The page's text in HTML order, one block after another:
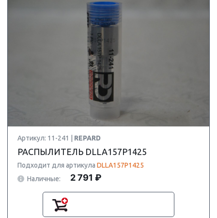
Артикул: 11-241 | REPARD
РАСПЫЛИТЕЛЬ DLLA157P1425
Подходит для артикула DLLA157P1425
Наличные:
2 791 ₽